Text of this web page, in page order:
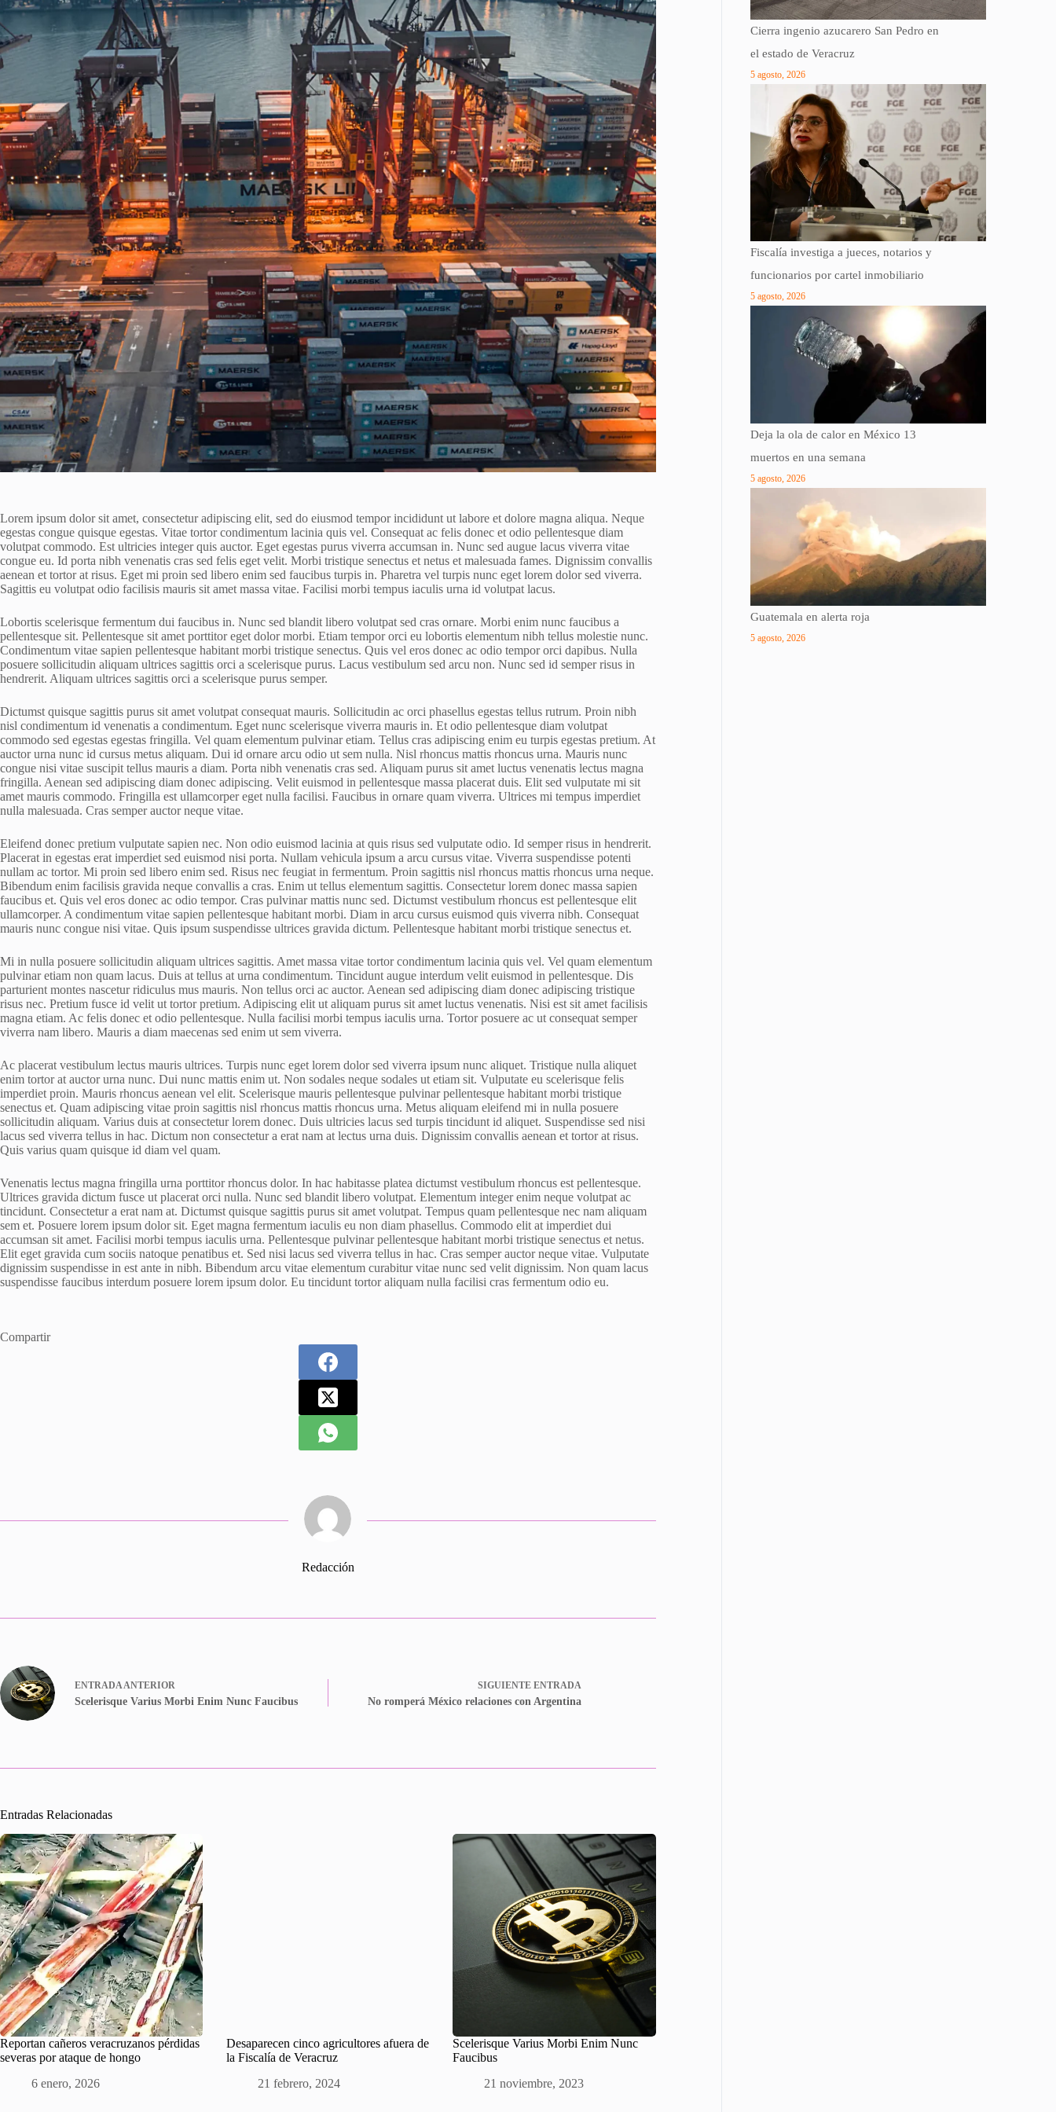
Lorem ipsum dolor sit amet, consectetur adipiscing elit, sed do eiusmod tempor incididunt ut labore et dolore magna aliqua. Neque
egestas congue quisque egestas. Vitae tortor condimentum lacinia quis vel. Consequat ac felis donec et odio pellentesque diam
volutpat commodo. Est ultricies integer quis auctor. Eget egestas purus viverra accumsan in. Nunc sed augue lacus viverra vitae
congue eu. Id porta nibh venenatis cras sed felis eget velit. Morbi tristique senectus et netus et malesuada fames. Dignissim convallis
aenean et tortor at risus. Eget mi proin sed libero enim sed faucibus turpis in. Pharetra vel turpis nunc eget lorem dolor sed viverra.
Sagittis eu volutpat odio facilisis mauris sit amet massa vitae. Facilisi morbi tempus iaculis urna id volutpat lacus.
Lobortis scelerisque fermentum dui faucibus in. Nunc sed blandit libero volutpat sed cras ornare. Morbi enim nunc faucibus a
pellentesque sit. Pellentesque sit amet porttitor eget dolor morbi. Etiam tempor orci eu lobortis elementum nibh tellus molestie nunc.
Condimentum vitae sapien pellentesque habitant morbi tristique senectus. Quis vel eros donec ac odio tempor orci dapibus. Nulla
posuere sollicitudin aliquam ultrices sagittis orci a scelerisque purus. Lacus vestibulum sed arcu non. Nunc sed id semper risus in
hendrerit. Aliquam ultrices sagittis orci a scelerisque purus semper.
Dictumst quisque sagittis purus sit amet volutpat consequat mauris. Sollicitudin ac orci phasellus egestas tellus rutrum. Proin nibh
nisl condimentum id venenatis a condimentum. Eget nunc scelerisque viverra mauris in. Et odio pellentesque diam volutpat
commodo sed egestas egestas fringilla. Vel quam elementum pulvinar etiam. Tellus cras adipiscing enim eu turpis egestas pretium. At
auctor urna nunc id cursus metus aliquam. Dui id ornare arcu odio ut sem nulla. Nisl rhoncus mattis rhoncus urna. Mauris nunc
congue nisi vitae suscipit tellus mauris a diam. Porta nibh venenatis cras sed. Aliquam purus sit amet luctus venenatis lectus magna
fringilla. Aenean sed adipiscing diam donec adipiscing. Velit euismod in pellentesque massa placerat duis. Elit sed vulputate mi sit
amet mauris commodo. Fringilla est ullamcorper eget nulla facilisi. Faucibus in ornare quam viverra. Ultrices mi tempus imperdiet
nulla malesuada. Cras semper auctor neque vitae.
Eleifend donec pretium vulputate sapien nec. Non odio euismod lacinia at quis risus sed vulputate odio. Id semper risus in hendrerit.
Placerat in egestas erat imperdiet sed euismod nisi porta. Nullam vehicula ipsum a arcu cursus vitae. Viverra suspendisse potenti
nullam ac tortor. Mi proin sed libero enim sed. Risus nec feugiat in fermentum. Proin sagittis nisl rhoncus mattis rhoncus urna neque.
Bibendum enim facilisis gravida neque convallis a cras. Enim ut tellus elementum sagittis. Consectetur lorem donec massa sapien
faucibus et. Quis vel eros donec ac odio tempor. Cras pulvinar mattis nunc sed. Dictumst vestibulum rhoncus est pellentesque elit
ullamcorper. A condimentum vitae sapien pellentesque habitant morbi. Diam in arcu cursus euismod quis viverra nibh. Consequat
mauris nunc congue nisi vitae. Quis ipsum suspendisse ultrices gravida dictum. Pellentesque habitant morbi tristique senectus et.
Mi in nulla posuere sollicitudin aliquam ultrices sagittis. Amet massa vitae tortor condimentum lacinia quis vel. Vel quam elementum
pulvinar etiam non quam lacus. Duis at tellus at urna condimentum. Tincidunt augue interdum velit euismod in pellentesque. Dis
parturient montes nascetur ridiculus mus mauris. Non tellus orci ac auctor. Aenean sed adipiscing diam donec adipiscing tristique
risus nec. Pretium fusce id velit ut tortor pretium. Adipiscing elit ut aliquam purus sit amet luctus venenatis. Nisi est sit amet facilisis
magna etiam. Ac felis donec et odio pellentesque. Nulla facilisi morbi tempus iaculis urna. Tortor posuere ac ut consequat semper
viverra nam libero. Mauris a diam maecenas sed enim ut sem viverra.
Ac placerat vestibulum lectus mauris ultrices. Turpis nunc eget lorem dolor sed viverra ipsum nunc aliquet. Tristique nulla aliquet
enim tortor at auctor urna nunc. Dui nunc mattis enim ut. Non sodales neque sodales ut etiam sit. Vulputate eu scelerisque felis
imperdiet proin. Mauris rhoncus aenean vel elit. Scelerisque mauris pellentesque pulvinar pellentesque habitant morbi tristique
senectus et. Quam adipiscing vitae proin sagittis nisl rhoncus mattis rhoncus urna. Metus aliquam eleifend mi in nulla posuere
sollicitudin aliquam. Varius duis at consectetur lorem donec. Duis ultricies lacus sed turpis tincidunt id aliquet. Suspendisse sed nisi
lacus sed viverra tellus in hac. Dictum non consectetur a erat nam at lectus urna duis. Dignissim convallis aenean et tortor at risus.
Quis varius quam quisque id diam vel quam.
Venenatis lectus magna fringilla urna porttitor rhoncus dolor. In hac habitasse platea dictumst vestibulum rhoncus est pellentesque.
Ultrices gravida dictum fusce ut placerat orci nulla. Nunc sed blandit libero volutpat. Elementum integer enim neque volutpat ac
tincidunt. Consectetur a erat nam at. Dictumst quisque sagittis purus sit amet volutpat. Tempus quam pellentesque nec nam aliquam
sem et. Posuere lorem ipsum dolor sit. Eget magna fermentum iaculis eu non diam phasellus. Commodo elit at imperdiet dui
accumsan sit amet. Facilisi morbi tempus iaculis urna. Pellentesque pulvinar pellentesque habitant morbi tristique senectus et netus.
Elit eget gravida cum sociis natoque penatibus et. Sed nisi lacus sed viverra tellus in hac. Cras semper auctor neque vitae. Vulputate
dignissim suspendisse in est ante in nibh. Bibendum arcu vitae elementum curabitur vitae nunc sed velit dignissim. Non quam lacus
suspendisse faucibus interdum posuere lorem ipsum dolor. Eu tincidunt tortor aliquam nulla facilisi cras fermentum odio eu.
Compartir
Redacción
ENTRADAANTERIOR
Scelerisque Varius Morbi Enim Nunc Faucibus
SIGUIENTE ENTRADA
No romperá México relaciones con Argentina
Entradas Relacionadas
Reportan cañeros veracruzanos pérdidas
severas por ataque de hongo
6 enero, 2026
Desaparecen cinco agricultores afuera de
la Fiscalía de Veracruz
21 febrero, 2024
Scelerisque Varius Morbi Enim Nunc
Faucibus
21 noviembre, 2023
Cierra ingenio azucarero San Pedro en
el estado de Veracruz
5 agosto, 2026
Fiscalía investiga a jueces, notarios y
funcionarios por cartel inmobiliario
5 agosto, 2026
Deja la ola de calor en México 13
muertos en una semana
5 agosto, 2026
Guatemala en alerta roja
5 agosto, 2026